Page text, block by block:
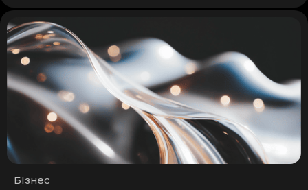
Рубрики
Бізнес